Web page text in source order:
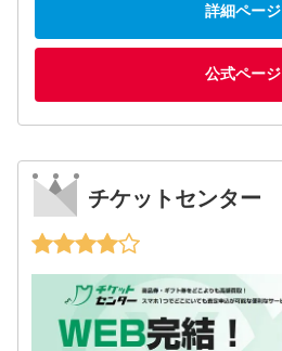
詳細ページ
公式ページ
チケットセンター